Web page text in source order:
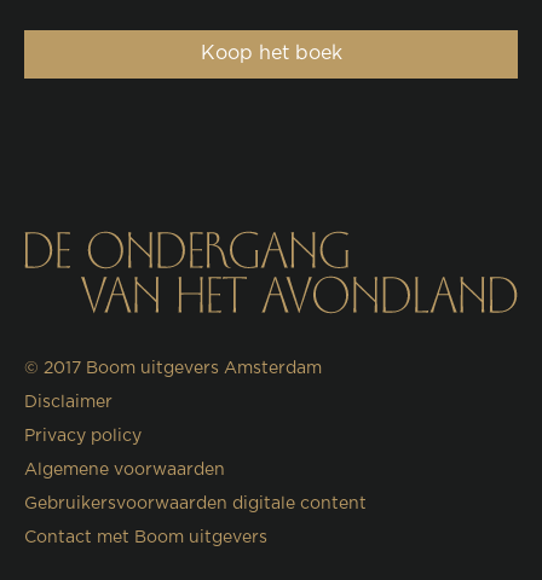
Koop het boek
© 2017 Boom uitgevers Amsterdam
Disclaimer
Privacy policy
Algemene voorwaarden
Gebruikersvoorwaarden digitale content
Contact met Boom uitgevers